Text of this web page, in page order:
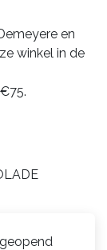
en
winkel in de